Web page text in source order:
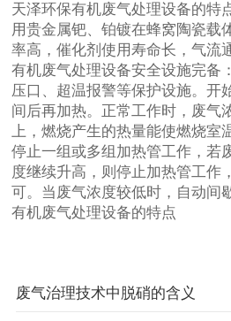
天泽环保有机废气处理设备的特
用贵金属钯、铂镀在蜂窝陶瓷载
率高，催化剂使用寿命长，气流
有机废气处理设备安全设施完备
压口、超温报警等保护设施。开
间后再加热。正常工作时，废气
上，燃烧产生的热量能使燃烧室
停止一组或多组加热管工作，若
度继续升高，则停止加热管工作
可。当废气浓度较低时，自动间
有机废气处理设备的特点
废气治理技术中脱硝的含义